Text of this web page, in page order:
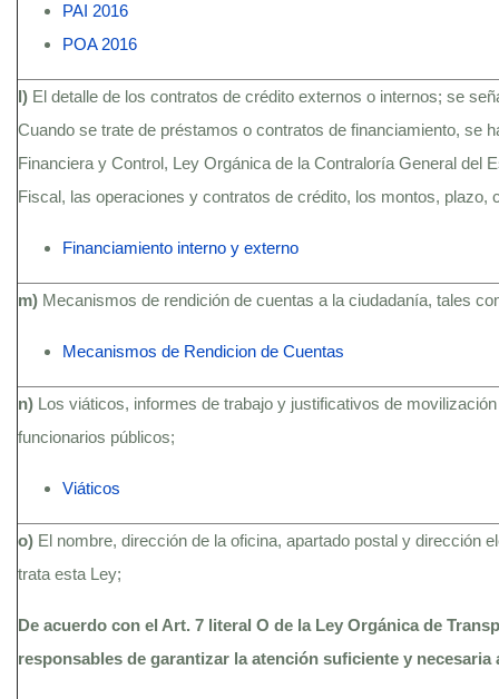
PAI 2016
POA 2016
l) El detalle de los contratos de crédito externos o internos; se
Cuando se trate de préstamos o contratos de financiamiento, se
Financiera y Control, Ley Orgánica de la Contraloría General del
Fiscal, las operaciones y contratos de crédito, los montos, plazo,
Financiamiento interno y externo
m) Mecanismos de rendición de cuentas a la ciudadanía, tales
Mecanismos de Rendicion de Cuentas
n) Los viáticos, informes de trabajo y justificativos de
funcionarios públicos;
Viáticos
o) El nombre, dirección de la oficina, apartado postal y dirección
trata esta Ley;
De acuerdo con el Art. 7 literal O de la Ley Orgánica de
responsables de garantizar la atención suficiente y